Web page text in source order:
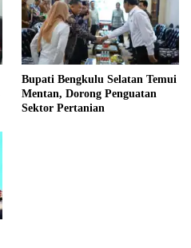
Bupati Bengkulu Selatan Temui
Mentan, Dorong Penguatan
Sektor Pertanian